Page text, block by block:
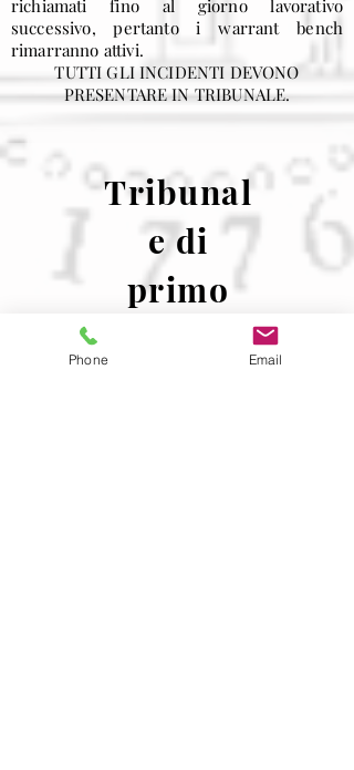
richiamati fino al giorno lavorativo
successivo, pertanto i warrant bench
rimarranno attivi.
TUTTI GLI INCIDENTI DEVONO
PRESENTARE IN TRIBUNALE.
Tribunal
e di
primo
Phone Email